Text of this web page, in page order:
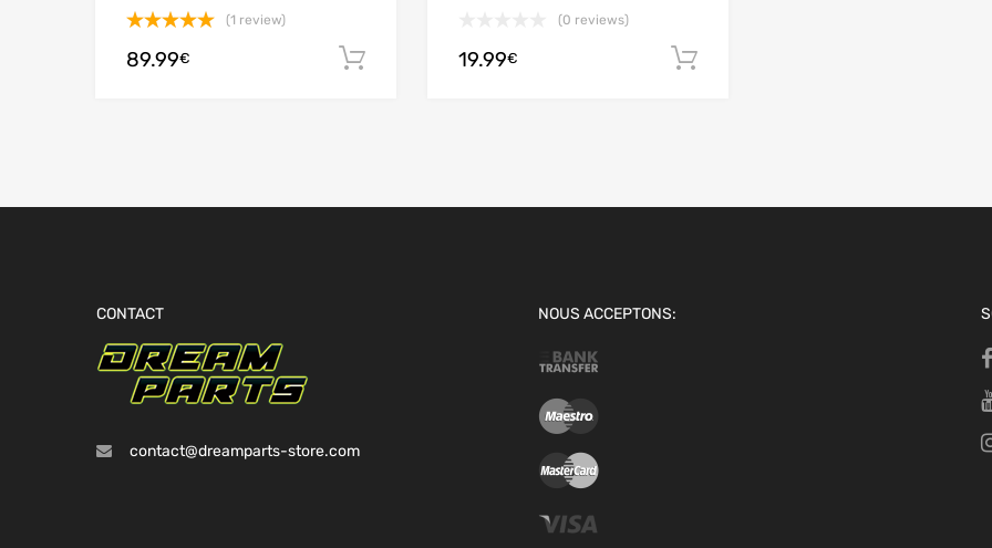
sur 5
(1 review)
89.99€ Ajouter au panier
(0 reviews)
19.99€
CONTACT
contact@dreamparts-store.com
NOUS ACCEPTONS: